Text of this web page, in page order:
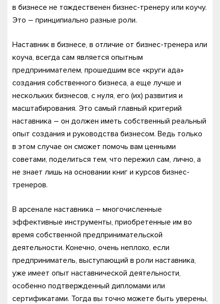
в бизнесе не тождественен бизнес-тренеру или коучу.
Это – принципиально разные роли.
Наставник в бизнесе, в отличие от бизнес-тренера или
коуча, всегда сам является опытным
предпринимателем, прошедшим все «круги ада»
создания собственного бизнеса, а еще лучше и
нескольких бизнесов, с нуля, его (их) развития и
масштабирования. Это самый главный критерий
наставника – он должен иметь собственный реальный
опыт создания и руководства бизнесом. Ведь только
в этом случае он сможет помочь вам ценными
советами, поделиться тем, что пережил сам, лично, а
не знает лишь на основании книг и курсов бизнес-
тренеров.
В арсенале наставника – многочисленные
эффективные инструменты, приобретенные им во
время собственной предпринимательской
деятельности. Конечно, очень неплохо, если
предприниматель, выступающий в роли наставника,
уже имеет опыт наставнической деятельности,
особенно подтвержденный дипломами или
сертификатами. Тогда вы точно можете быть уверены,